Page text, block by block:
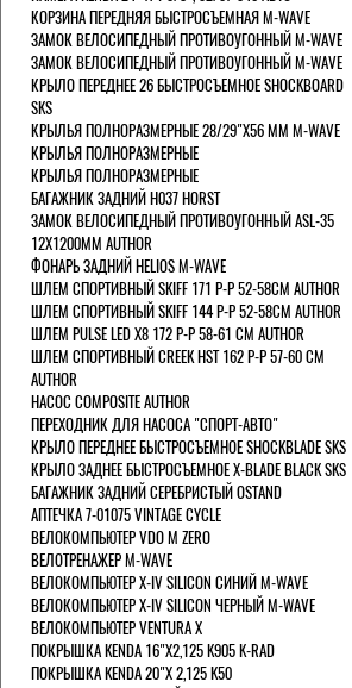
КОРЗИНА ПЕРЕДНЯЯ БЫСТРОСЪЕМНАЯ M-WAVE
ЗАМОК ВЕЛОСИПЕДНЫЙ ПРОТИВОУГОННЫЙ M-WAVE
ЗАМОК ВЕЛОСИПЕДНЫЙ ПРОТИВОУГОННЫЙ M-WAVE
КРЫЛО ПЕРЕДНЕЕ 26 БЫСТРОСЪЕМНОЕ SHOCKBOARD
SKS
КРЫЛЬЯ ПОЛНОРАЗМЕРНЫЕ 28/29"Х56 ММ M-WAVE
КРЫЛЬЯ ПОЛНОРАЗМЕРНЫЕ
КРЫЛЬЯ ПОЛНОРАЗМЕРНЫЕ
БАГАЖНИК ЗАДНИЙ H037 HORST
ЗАМОК ВЕЛОСИПЕДНЫЙ ПРОТИВОУГОННЫЙ ASL-35
12Х1200ММ AUTHOR
ФОНАРЬ ЗАДНИЙ HELIOS M-WAVE
ШЛЕМ СПОРТИВНЫЙ SKIFF 171 Р-Р 52-58СМ AUTHOR
ШЛЕМ СПОРТИВНЫЙ SKIFF 144 Р-Р 52-58СМ AUTHOR
ШЛЕМ PULSE LED X8 172 Р-Р 58-61 СМ AUTHOR
ШЛЕМ СПОРТИВНЫЙ CREEK HST 162 Р-Р 57-60 СМ
AUTHOR
НАСОС COMPOSITE AUTHOR
ПЕРЕХОДНИК ДЛЯ НАСОСА "СПОРТ-АВТО"
КРЫЛО ПЕРЕДНЕЕ БЫСТРОСЪЕМНОЕ SHOCKBLADE SKS
КРЫЛО ЗАДНЕЕ БЫСТРОСЪЕМНОЕ X-BLADE BLACK SKS
БАГАЖНИК ЗАДНИЙ СЕРЕБРИСТЫЙ OSTAND
АПТЕЧКА 7-01075 VINTAGE CYCLE
ВЕЛОКОМПЬЮТЕР VDO M ZERO
ВЕЛОТРЕНАЖЕР M-WAVE
ВЕЛОКОМПЬЮТЕР X-IV SILICON СИНИЙ M-WAVE
ВЕЛОКОМПЬЮТЕР X-IV SILICON ЧЕРНЫЙ M-WAVE
ВЕЛОКОМПЬЮТЕР VENTURA Х
ПОКРЫШКА KENDA 16"Х2,125 K905 K-RAD
ПОКРЫШКА KENDA 20"Х 2,125 K50